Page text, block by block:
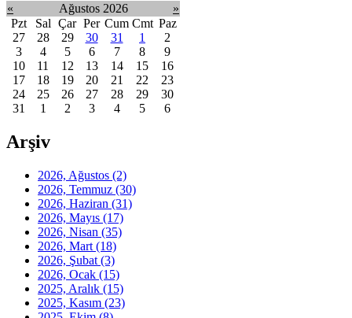
« Ağustos 2026
»
Pzt
Sal Çar Per Cum Cmt Paz
27
28 29 30 31 1
2
3
4 5 6 7 8
9
10
11 12 13 14 15
16
17
18 19 20 21 22
23
24
25 26 27 28 29
30
31
1 2 3 4 5 6
Arşiv
2026, Ağustos (2)
2026, Temmuz (30)
2026, Haziran (31)
2026, Mayıs (17)
2026, Nisan (35)
2026, Mart (18)
2026, Şubat (3)
2026, Ocak (15)
2025, Aralık (15)
2025, Kasım (23)